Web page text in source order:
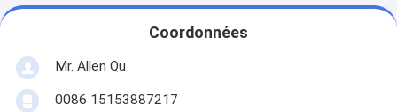
Coordonnées
Mr. Allen Qu
0086 15153887217